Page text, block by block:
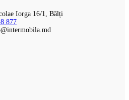
Iorga 16/1, Bălți
877